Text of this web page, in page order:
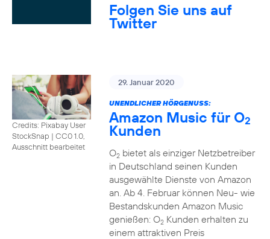
Folgen Sie uns auf
Twitter
Credits: Pixabay User
StockSnap | CC0 1.0,
Ausschnitt bearbeitet
29. Januar 2020
UNENDLICHER HÖRGENUSS:
Amazon Music für O2
Kunden
O2bietet als einziger Netzbetreiber
in Deutschland seinen Kunden
ausgewählte Dienste von Amazon
an. Ab 4. Februar können Neu- wie
Bestandskunden Amazon Music
genießen: O2Kunden erhalten zu
einem attraktiven Preis